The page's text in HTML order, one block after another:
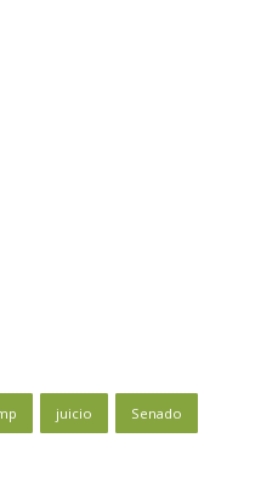
juicio Senado